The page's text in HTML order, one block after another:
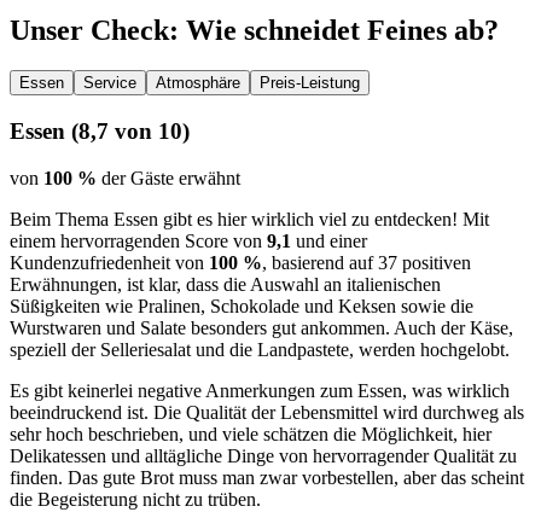
Unser Check: Wie schneidet Feines ab?
Essen Service Atmosphäre Preis-Leistung
Essen (8,7 von 10)
von 100 % der Gäste erwähnt
Beim Thema Essen gibt es hier wirklich viel zu entdecken! Mit
einem hervorragenden Score von 9,1 und einer
Kundenzufriedenheit von 100 %, basierend auf 37 positiven
Erwähnungen, ist klar, dass die Auswahl an italienischen
Süßigkeiten wie Pralinen, Schokolade und Keksen sowie die
Wurstwaren und Salate besonders gut ankommen. Auch der Käse,
speziell der Selleriesalat und die Landpastete, werden hochgelobt.
Es gibt keinerlei negative Anmerkungen zum Essen, was wirklich
beeindruckend ist. Die Qualität der Lebensmittel wird durchweg als
sehr hoch beschrieben, und viele schätzen die Möglichkeit, hier
Delikatessen und alltägliche Dinge von hervorragender Qualität zu
finden. Das gute Brot muss man zwar vorbestellen, aber das scheint
die Begeisterung nicht zu trüben.